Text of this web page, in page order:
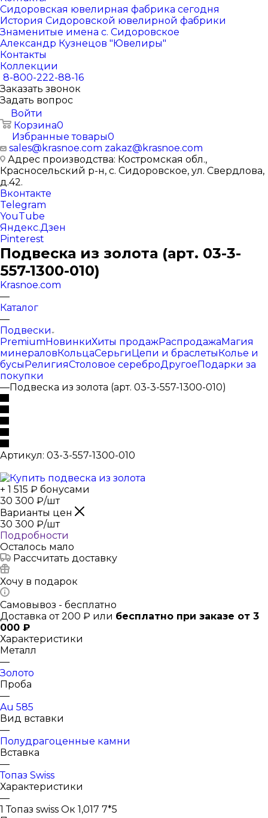
Сидоровская ювелирная фабрика сегодня
История Сидоровской ювелирной фабрики
Знаменитые имена с. Сидоровское
Александр Кузнецов "Ювелиры"
Контакты
Коллекции
8-800-222-88-16
Заказать звонок
Задать вопрос
Войти
Корзина0
Избранные товары0
sales@krasnoe.com zakaz@krasnoe.com
Адрес производства: Костромская обл.,
Красносельский р-н, с. Сидоровское, ул. Свердлова,
д.42.
Вконтакте
Telegram
YouTube
Яндекс.Дзен
Pinterest
Подвеска из золота (арт. 03-3-
557-1300-010)
Krasnoe.com
—
Каталог
—
Подвески
PremiumНовинкиХиты продажРаспродажаМагия
минераловКольцаСерьгиЦепи и браслетыКолье и
бусыРелигияСтоловое сереброДругоеПодарки за
покупки
—Подвеска из золота (арт. 03-3-557-1300-010)
Артикул: 03-3-557-1300-010
+ 1 515 ₽ бонусами
30 300 ₽/шт
Варианты цен
30 300 ₽/шт
Подробности
Осталось мало
Рассчитать доставку
Хочу в подарок
Самовывоз - бесплатно
Доставка от 200 ₽ или бесплатно при заказе от 3
000 ₽
Характеристики
Металл
—
Золото
Проба
—
Au 585
Вид вставки
—
Полудрагоценные камни
Вставка
—
Топаз Swiss
Характеристики
—
1 Топаз swiss Ок 1,017 7*5